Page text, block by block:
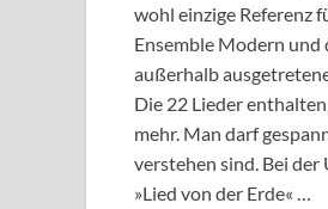
wohl einzige Referenz
Ensemble Modern und
außerhalb
Die 22 Lieder
mehr. Man darf
verstehen sind. Bei
»Lied von der Erde« …